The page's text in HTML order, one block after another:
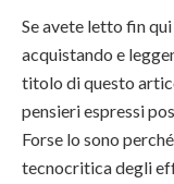
Se avete letto fin
acquistando e
titolo di questo
pensieri espressi
Forse lo sono
tecnocritica degli